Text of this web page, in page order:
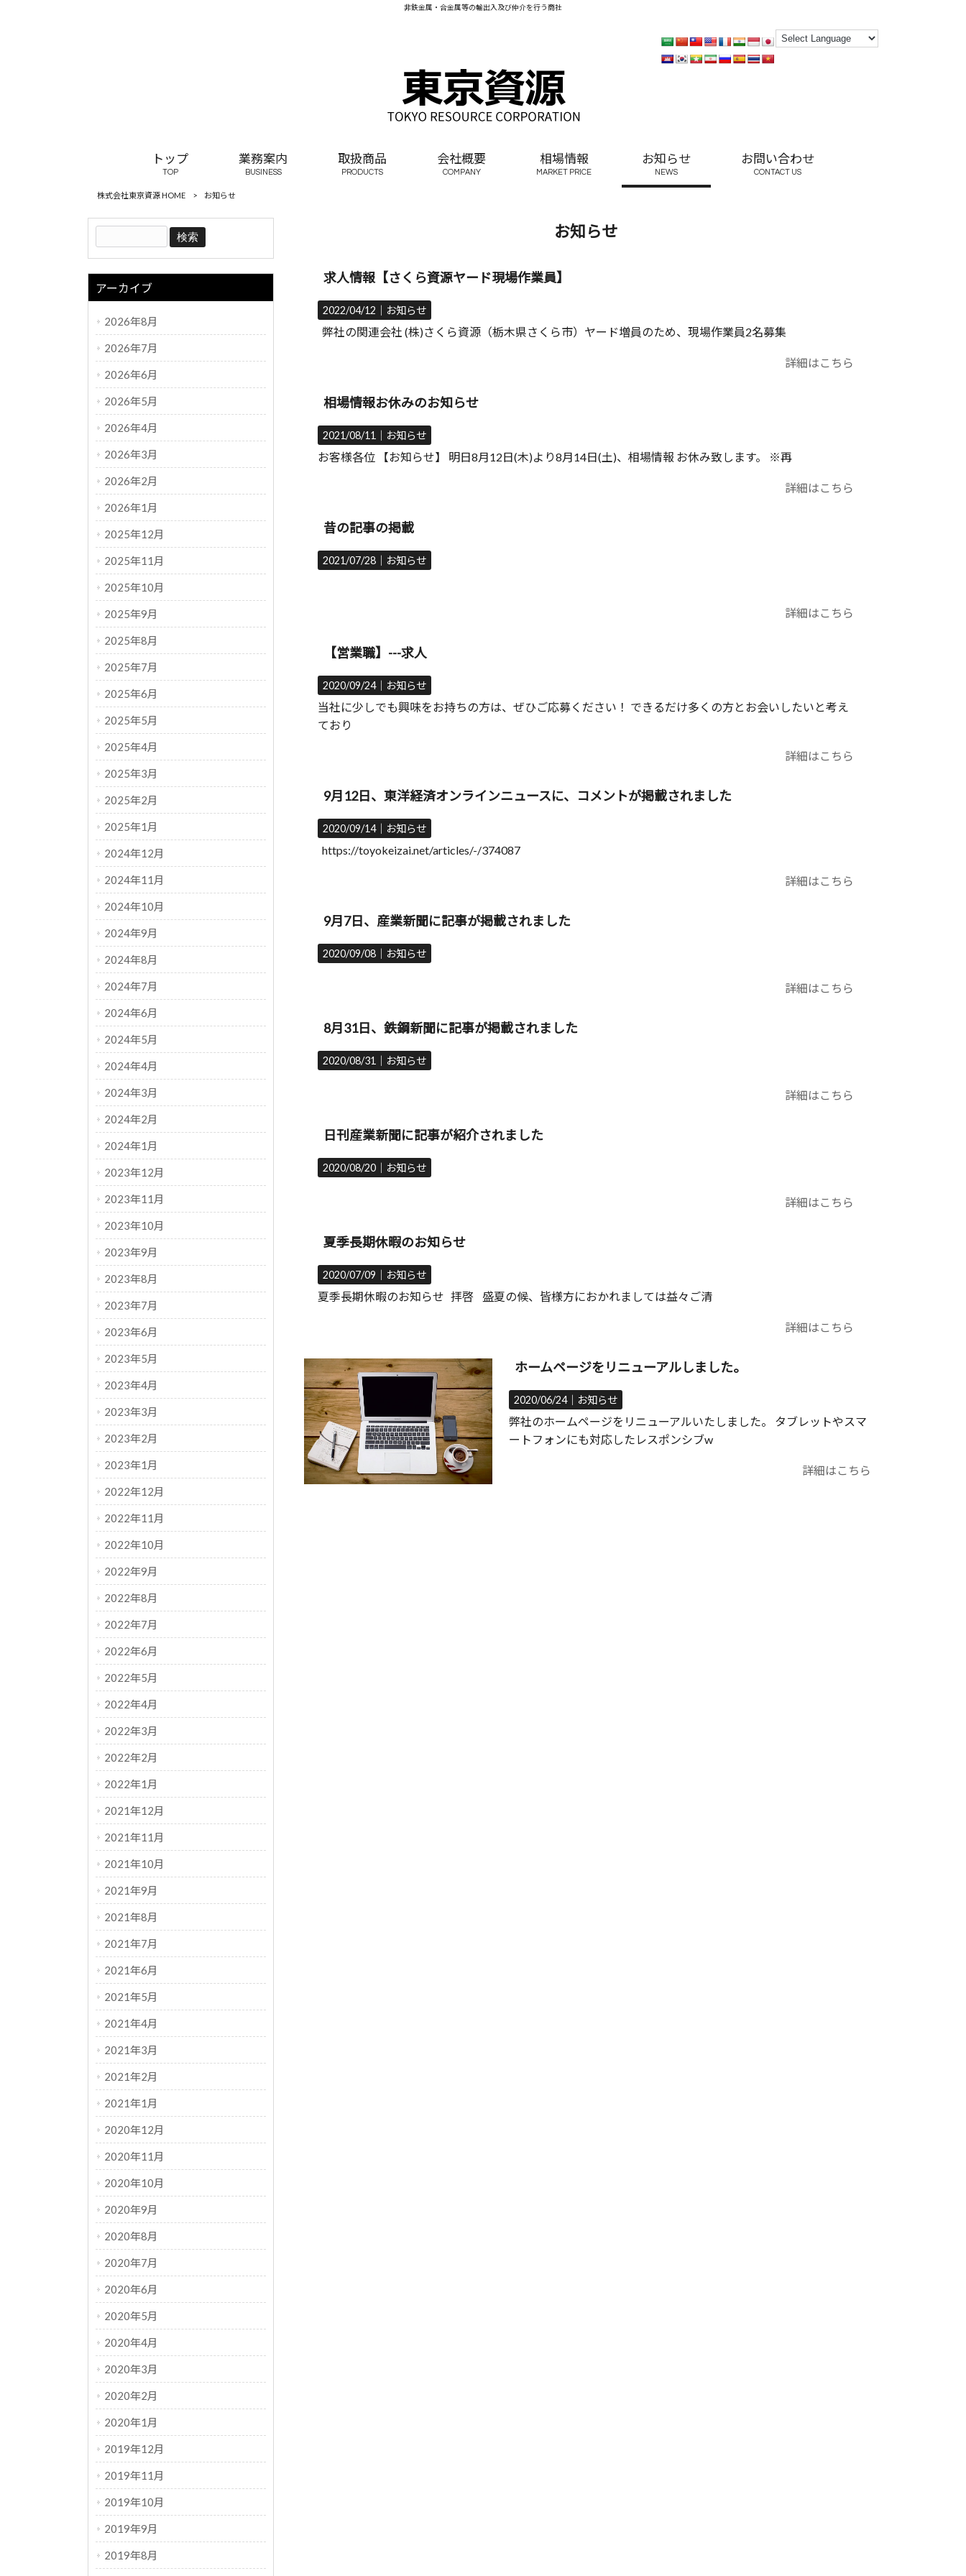
非鉄金属・合金属等の輸出入及び仲介を行う商社
トップ
TOP
業務案内
BUSINESS
取扱商品
PRODUCTS
会社概要
COMPANY
相場情報
MARKET PRICE
お知らせ
NEWS
お問い合わせ
CONTACT US
株式会社東京資源 HOME > お知らせ
お知らせ
求人情報【さくら資源ヤード現場作業員】
2022/04/12｜ お知らせ
弊社の関連会社 (株)さくら資源（栃木県さくら市）ヤード増員のため、現場作業員2名募集
詳細はこちら
相場情報お休みのお知らせ
2021/08/11｜ お知らせ
お客様各位 【お知らせ】 明日8月12日(木)より8月14日(土)、相場情報 お休み致します。 ※再
詳細はこちら
昔の記事の掲載
2021/07/28｜ お知らせ
詳細はこちら
【営業職】---求人
2020/09/24｜ お知らせ
当社に少しでも興味をお持ちの方は、ぜひご応募ください！ できるだけ多くの方とお会いしたいと考え
ており
詳細はこちら
9月12日、東洋経済オンラインニュースに、コメントが掲載されました
2020/09/14｜ お知らせ
https://toyokeizai.net/articles/-/374087
詳細はこちら
9月7日、産業新聞に記事が掲載されました
2020/09/08｜ お知らせ
詳細はこちら
8月31日、鉄鋼新聞に記事が掲載されました
2020/08/31｜ お知らせ
詳細はこちら
日刊産業新聞に記事が紹介されました
2020/08/20｜ お知らせ
詳細はこちら
夏季長期休暇のお知らせ
2020/07/09｜ お知らせ
夏季長期休暇のお知らせ 拝啓 盛夏の候、皆様方におかれましては益々ご清
詳細はこちら
ホームページをリニューアルしました。
2020/06/24｜ お知らせ
弊社のホームページをリニューアルいたしました。 タブレットやスマ
ートフォンにも対応したレスポンシブw
詳細はこちら
アーカイブ
2026年8月
2026年7月
2026年6月
2026年5月
2026年4月
2026年3月
2026年2月
2026年1月
2025年12月
2025年11月
2025年10月
2025年9月
2025年8月
2025年7月
2025年6月
2025年5月
2025年4月
2025年3月
2025年2月
2025年1月
2024年12月
2024年11月
2024年10月
2024年9月
2024年8月
2024年7月
2024年6月
2024年5月
2024年4月
2024年3月
2024年2月
2024年1月
2023年12月
2023年11月
2023年10月
2023年9月
2023年8月
2023年7月
2023年6月
2023年5月
2023年4月
2023年3月
2023年2月
2023年1月
2022年12月
2022年11月
2022年10月
2022年9月
2022年8月
2022年7月
2022年6月
2022年5月
2022年4月
2022年3月
2022年2月
2022年1月
2021年12月
2021年11月
2021年10月
2021年9月
2021年8月
2021年7月
2021年6月
2021年5月
2021年4月
2021年3月
2021年2月
2021年1月
2020年12月
2020年11月
2020年10月
2020年9月
2020年8月
2020年7月
2020年6月
2020年5月
2020年4月
2020年3月
2020年2月
2020年1月
2019年12月
2019年11月
2019年10月
2019年9月
2019年8月